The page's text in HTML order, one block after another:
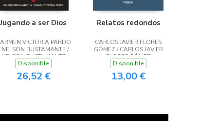
Jugando a ser Dios
VICTORIA PARDO
NELSON BUSTAMANTE /
NELSON BUSTAMANTE
Disponible
26,52 €
Relatos redondos
CARLOS JAVIER FLORES
GÓMEZ / CARLOS JAVIER
FLORES GÓMEZ
Disponible
13,00 €